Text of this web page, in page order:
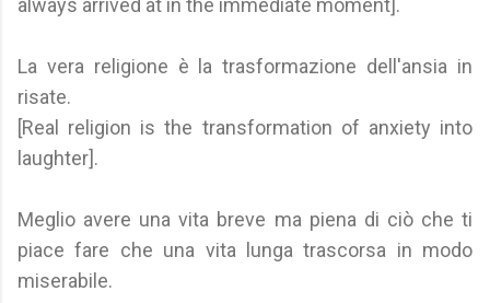
always arrived at in the immediate moment].
La vera religione è la trasformazione dell'ansia in
risate.
[Real religion is the transformation of anxiety into
laughter].
Meglio avere una vita breve ma piena di ciò che ti
piace fare che una vita lunga trascorsa in modo
miserabile.